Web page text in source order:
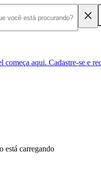
começa aqui. Cadastre-se e
está carregando